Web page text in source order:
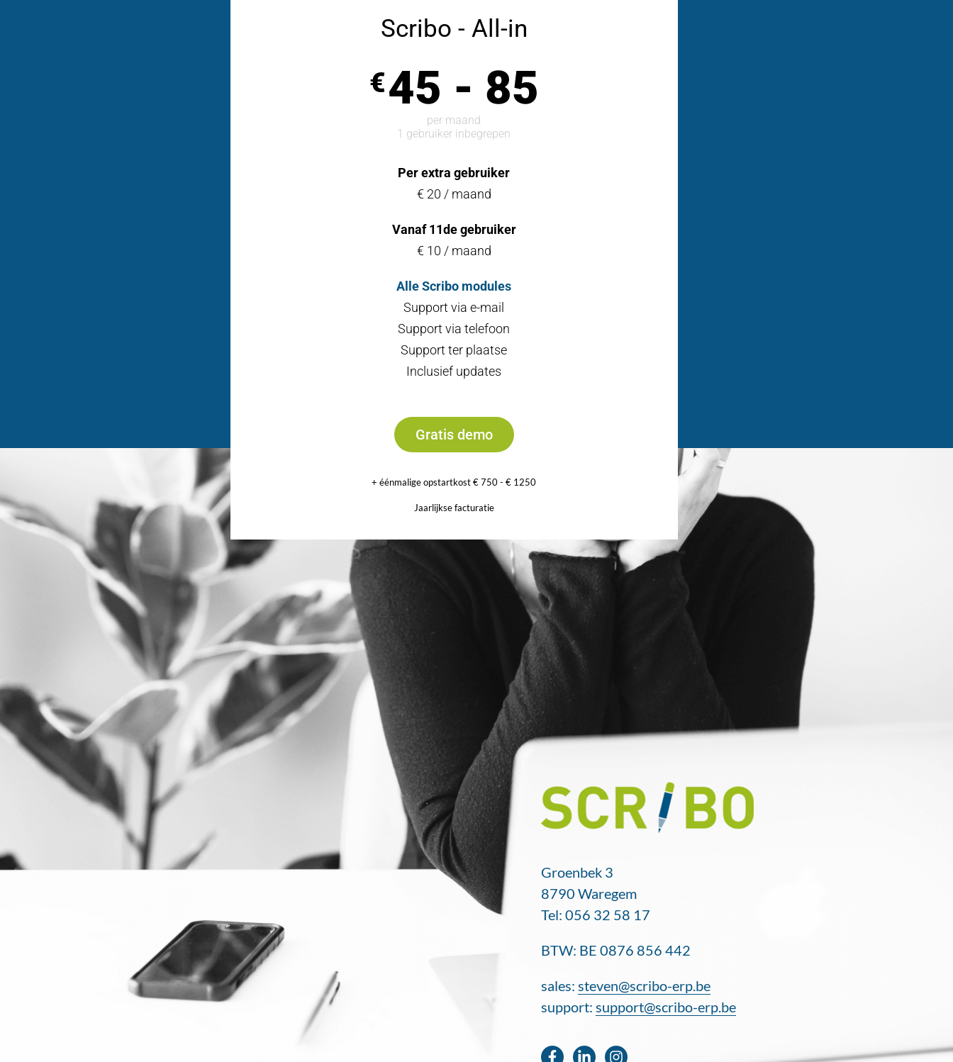
Scribo - All-in
€45 - 85
per maand
1 gebruiker inbegrepen
Per extra gebruiker
€ 20 / maand
Vanaf 11de gebruiker
€ 10 / maand
Alle Scribo modules
Support via e-mail
Support via telefoon
Support ter plaatse
Inclusief updates
Gratis demo
+ éénmalige opstartkost € 750 - € 1250
Jaarlijkse facturatie
Groenbek 3
8790 Waregem
Tel: 056 32 58 17
BTW: BE 0876 856 442
sales: steven@scribo-erp.be
support: support@scribo-erp.be